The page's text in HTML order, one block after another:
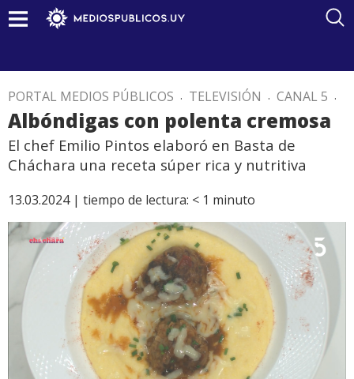
PORTAL MEDIOS PÚBLICOS . TELEVISIÓN . CANAL 5 .
Albóndigas con polenta cremosa
El chef Emilio Pintos elaboró en Basta de
Cháchara una receta súper rica y nutritiva
13.03.2024 | tiempo de lectura: < 1 minuto